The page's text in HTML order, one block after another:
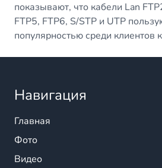
показывают, что кабели Lan
FTP5, FTP6, S/STP и UTP
популярностью среди клиентов
Навигация
Главная
Фото
Видео